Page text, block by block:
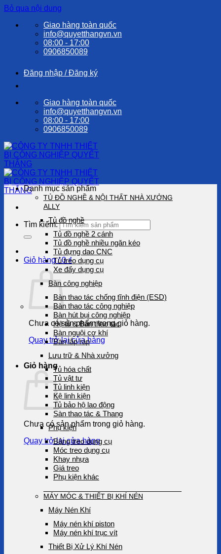
Bỏ qua nội dung
Giao hàng toàn quốc
info@quyetthangvn.vn
08:00 - 17:00
0906850089
Đăng nhập / Đăng ký
Giao hàng toàn quốc
info@quyetthangvn.vn
08:00 - 17:00
0906850089
Tìm kiếm:
Giỏ hàng /0₫
Chưa có sản phẩm trong giỏ hàng.
Quay trở lại cửa hàng
Giỏ hàng
Chưa có sản phẩm trong giỏ hàng.
Quay trở lại cửa hàng
Danh mục sản phẩm
TỦ ĐỒ NGHỀ & NỘI THẤT NHÀ XƯỞNG
ALLY
Tủ đồ nghề
Tủ đồ nghề 2 cánh
Tủ đồ nghề nhiều ngăn kéo
Tủ đựng dao CNC
Tủ treo dụng cụ
Xe đẩy dụng cụ
Bàn công nghiệp
Bàn thao tác chống tĩnh điện (ESD)
Bàn thao tác công nghiệp
Bàn hút bụi công nghiệp
Hệ tủ & Bàn thao tác
Bàn nguội cơ khí
Bàn lắp ráp
Lưu trữ & Nhà xưởng
Tủ hóa chất
Tủ vật tư
Tủ linh kiện
Kệ linh kiện
Tủ bảo hộ lao động
Sàn thao tác & Thang
Phụ kiện
Bảng treo dụng cụ
Móc treo dụng cụ
Khay nhựa
Giá treo
Phụ kiện khác
MÁY MÓC & THIẾT BỊ KHÍ NÉN
Máy Nén Khí
Máy nén khí piston
Máy nén khí trục vít
Thiết Bị Xử Lý Khí Nén